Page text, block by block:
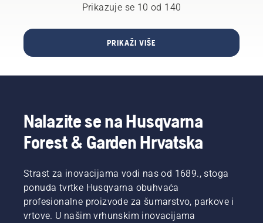
čistačem
tvrtke
Prikazuje se 10 od 140
PRIKAŽI VIŠE
Nalazite se na Husqvarna
Forest & Garden Hrvatska
Strast za inovacijama vodi nas od 1689., stoga
ponuda tvrtke Husqvarna obuhvaća
profesionalne proizvode za šumarstvo, parkove i
vrtove. U našim vrhunskim inovacijama